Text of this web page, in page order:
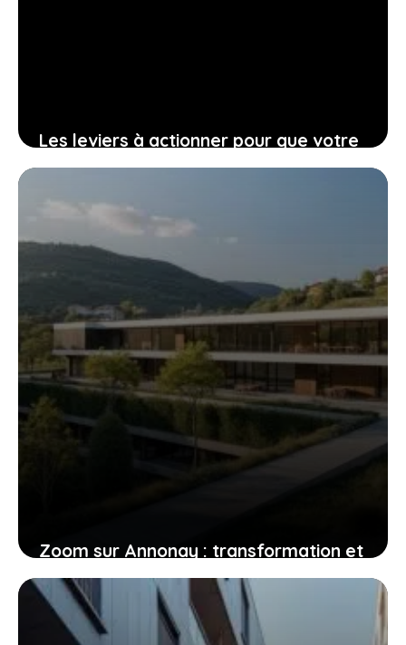
Les leviers à actionner pour que votre
construction en zone a trouve sa place
23 décembre 2025
Zoom sur Annonay : transformation et
enjeux des quartiers de La
Lombardière, Le Deûme et Font
Chevalier